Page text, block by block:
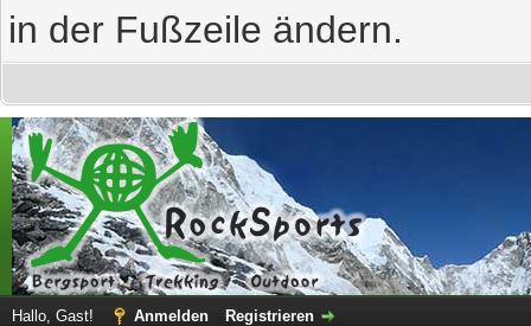
in der Fußzeile ändern.
Hallo, Gast! Anmelden Registrieren